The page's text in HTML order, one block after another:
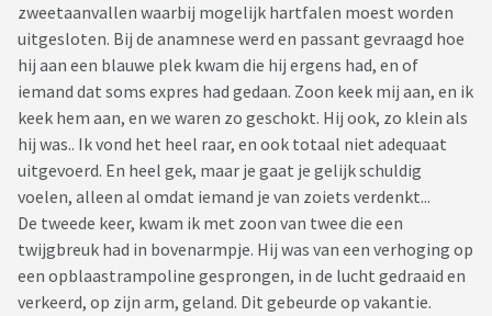
zweetaanvallen waarbij mogelijk hartfalen moest worden
uitgesloten. Bij de anamnese werd en passant gevraagd hoe
hij aan een blauwe plek kwam die hij ergens had, en of
iemand dat soms expres had gedaan. Zoon keek mij aan, en ik
keek hem aan, en we waren zo geschokt. Hij ook, zo klein als
hij was.. Ik vond het heel raar, en ook totaal niet adequaat
uitgevoerd. En heel gek, maar je gaat je gelijk schuldig
voelen, alleen al omdat iemand je van zoiets verdenkt...
De tweede keer, kwam ik met zoon van twee die een
twijgbreuk had in bovenarmpje. Hij was van een verhoging op
een opblaastrampoline gesprongen, in de lucht gedraaid en
verkeerd, op zijn arm, geland. Dit gebeurde op vakantie.